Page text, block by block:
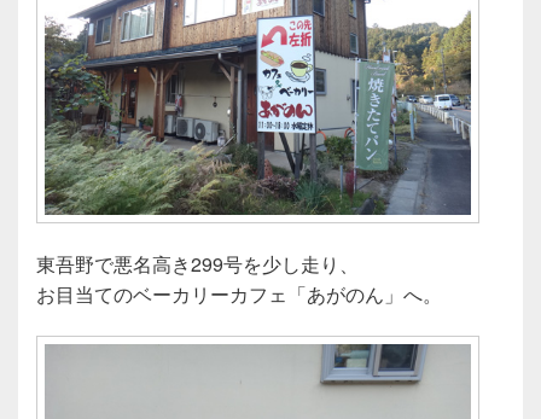
東吾野で悪名高き299号を少し走り、
お目当てのベーカリーカフェ「あがのん」へ。